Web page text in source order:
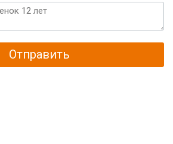
Отправить